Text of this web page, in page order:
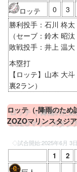
ロッテ
0 3
勝利投手：石川 柊太
（セーブ：鈴木 昭
敗戦投手：井上 温大
本塁打
【ロッテ】山本 大
裏2ラン）
ロッテ（-降雨のた
ZOZOマリンスタジ
◇試合開始:2025年6月 3
1 2